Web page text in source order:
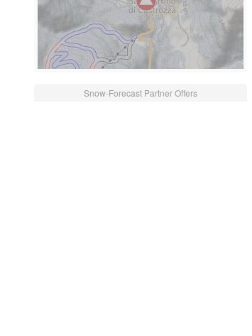
Snow-Forecast Partner Offers